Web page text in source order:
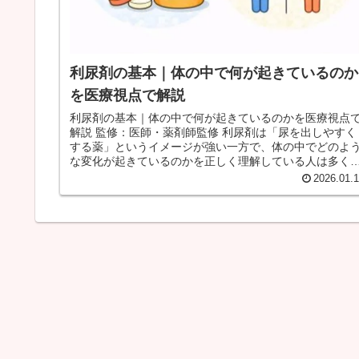
利尿剤の基本｜体の中で何が起きているのか
を医療視点で解説
利尿剤の基本｜体の中で何が起きているのかを医療視点
解説 監修：医師・薬剤師監修 利尿剤は「尿を出しやすく
する薬」というイメージが強い一方で、体の中でどのよう
な変化が起きているのかを正しく理解している人は多くあ